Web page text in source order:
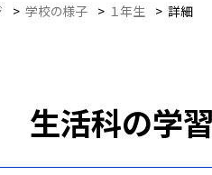
> 学校の様子 > １年生 > 詳細
生活科の学